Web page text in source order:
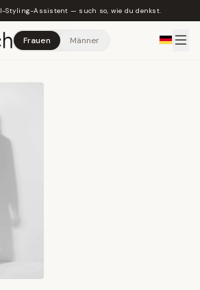
Styling-Assistent — such so, wie du denkst.
Frauen Männer